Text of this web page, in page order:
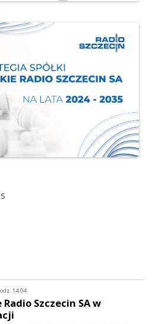
14:04
Radio Szczecin SA w